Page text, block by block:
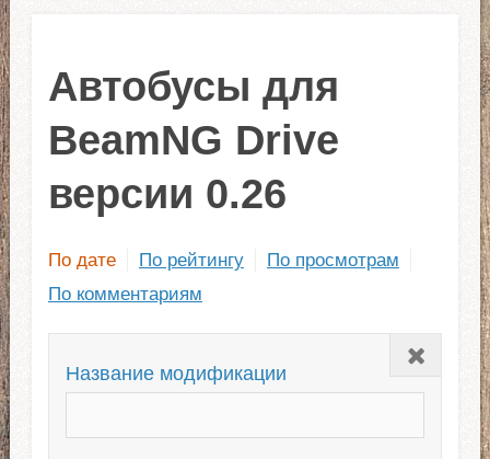
Автобусы для
BeamNG Drive
версии 0.26
По дате По рейтингу
По просмотрам
По комментариям
Закрыть
Название модификации